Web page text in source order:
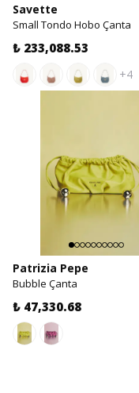
Savette
Small Tondo Hobo Çanta
₺ 233,088.53
+4
Patrizia Pepe
Bubble Çanta
₺ 47,330.68